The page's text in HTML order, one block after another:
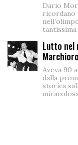
Dario
ricordano
Lutto nel
Aveva 90
dalla
storica